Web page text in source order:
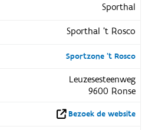
Sporthal
Sporthal 't Rosco
Sportzone 't Rosco
Leuzesesteenweg
9600 Ronse
Bezoek de website